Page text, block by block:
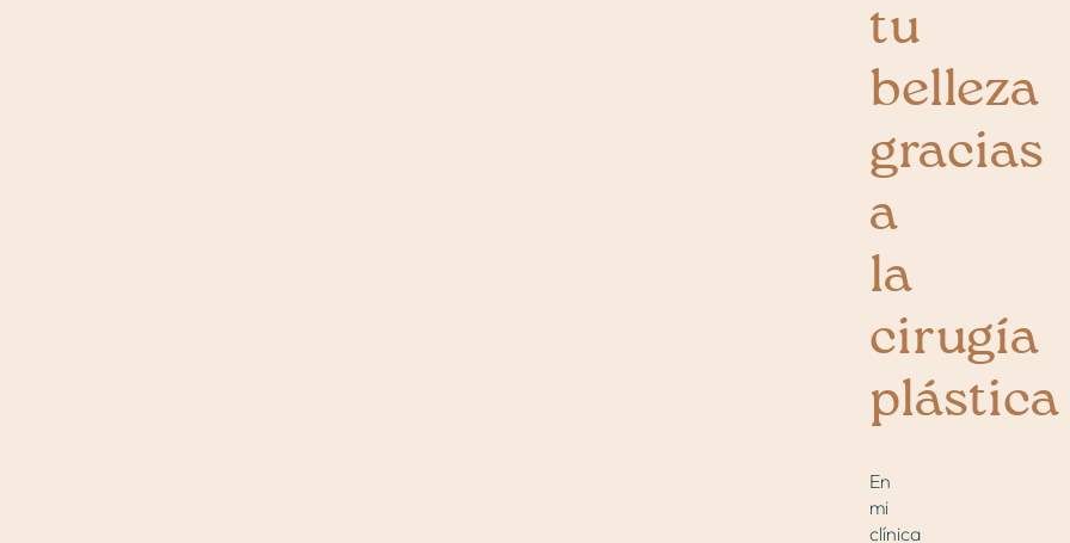
tu
belleza
gracias
a
la
cirugía
plástica
En
mi
clínica